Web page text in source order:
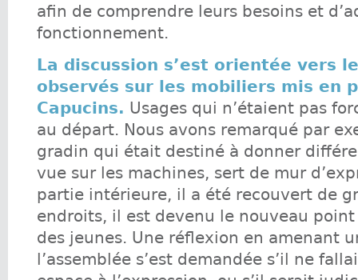
afin de comprendre leurs besoins et
fonctionnement.
La discussion s’est orientée vers
observés sur les mobiliers mis en
Capucins. Usages qui n’étaient pas
au départ. Nous avons remarqué par
gradin qui était destiné à donner
vue sur les machines, sert de mur
partie intérieure, il a été recouvert de
endroits, il est devenu le nouveau
des jeunes. Une réflexion en amenant
l’assemblée s’est demandée s’il ne